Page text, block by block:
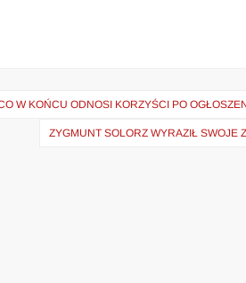
W KOŃCU ODNOSI KORZYŚCI PO
ZYGMUNT SOLORZ WYRAZIŁ SWOJE